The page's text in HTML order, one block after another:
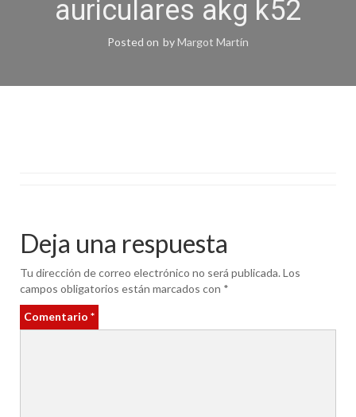
auriculares akg k52
Posted on byMargot Martín
Deja una respuesta
Tu dirección de correo electrónico no será publicada.Los
campos obligatorios están marcados con *
Comentario *